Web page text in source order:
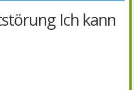
Ich kann